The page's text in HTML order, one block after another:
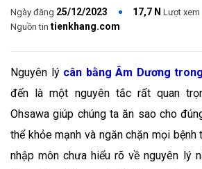
Ngày đăng 25/12/2023 17,7 N Lượt xem
Nguồn tin tienkhang.com
Nguyên lý cân bằng Âm Dương
đến là một nguyên tắc rất quan
Ohsawa giúp chúng ta ăn sao cho
thể khỏe mạnh và ngăn chặn mọi
nhập môn chưa hiểu rõ về nguyên lý